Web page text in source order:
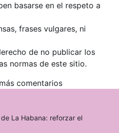
basarse en el respeto a
frases vulgares, ni
de no publicar los
normas de este sitio.
comentarios
La Habana: reforzar el